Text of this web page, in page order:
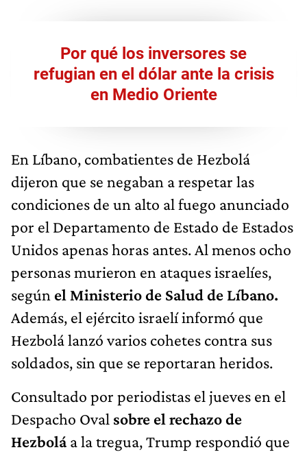
Por qué los inversores se
refugian en el dólar ante la crisis
en Medio Oriente
En Líbano, combatientes de Hezbolá
dijeron que se negaban a respetar las
condiciones de un alto al fuego anunciado
por el Departamento de Estado de Estados
Unidos apenas horas antes. Al menos ocho
personas murieron en ataques israelíes,
según el Ministerio de Salud de Líbano.
Además, el ejército israelí informó que
Hezbolá lanzó varios cohetes contra sus
soldados, sin que se reportaran heridos.
Consultado por periodistas el jueves en el
Despacho Oval sobre el rechazo de
Hezboláa la tregua, Trump respondió que